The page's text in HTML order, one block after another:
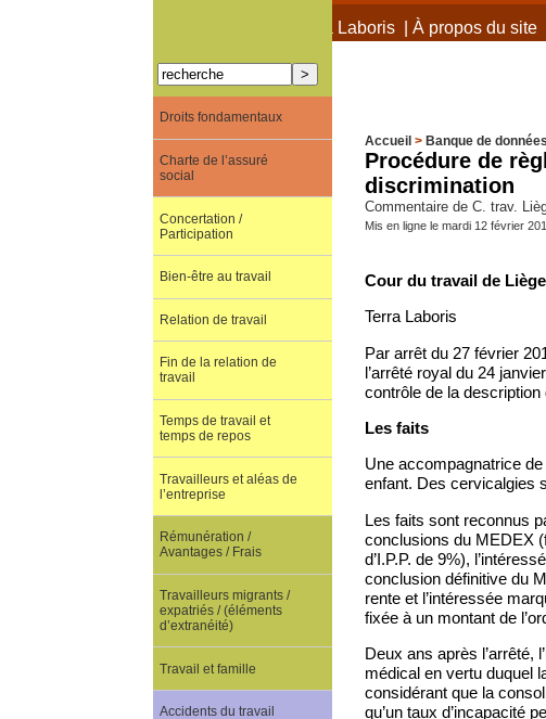
À propos de Terra Laboris| À propos du site|
Accueil > Banque de données
Procédure de
discrimination
Commentaire de C. trav.
Mis en ligne le mardi 12 février
Cour du travail de
Terra Laboris
Par arrêt du 27 février
l’arrêté royal du 24
contrôle de la
Les faits
Une accompagnatrice
enfant. Des cervicalgies
Les faits sont reconnus
conclusions du MEDEX
d’I.P.P. de 9%),
conclusion définitive du
rente et l’intéressée
fixée à un montant de
Deux ans après l’arrêté,
médical en vertu duquel
considérant que la
qu’un taux d’incapacité
Droits fondamentaux
Charte de l’assuré
social
Concertation /
Participation
Bien-être au travail
Relation de travail
Fin de la relation de
travail
Temps de travail et
temps de repos
Travailleurs et aléas de
l’entreprise
Rémunération /
Avantages / Frais
Travailleurs migrants /
expatriés / (éléments
d’extranéité)
Travail et famille
Accidents du travail